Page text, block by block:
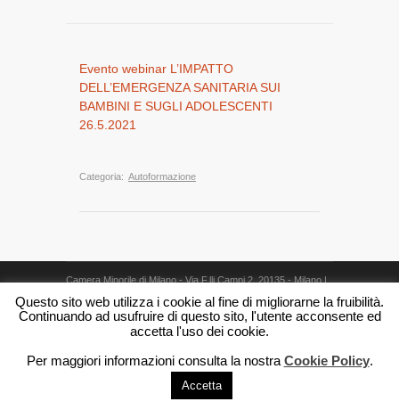
Evento webinar L’IMPATTO
DELL’EMERGENZA SANITARIA SUI
BAMBINI E SUGLI ADOLESCENTI
26.5.2021
Categoria: Autoformazione
Camera Minorile di Milano - Via F.lli Campi 2, 20135 - Milano |
pec@pec.cameraminorilemilano.it
Note legali
Credits
Questo sito web utilizza i cookie al fine di migliorarne la fruibilità.
Continuando ad usufruire di questo sito, l'utente acconsente ed
accetta l'uso dei cookie.
Per maggiori informazioni consulta la nostra Cookie Policy.
Accetta